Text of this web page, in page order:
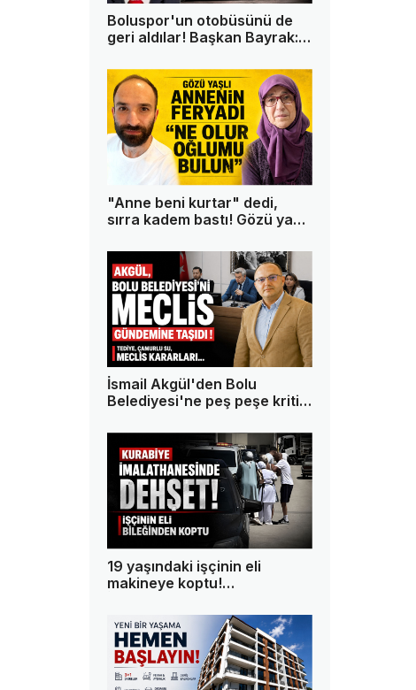
Boluspor'un otobüsünü de
geri aldılar! Başkan Bayrak:
ben değilim"
"Anne beni kurtar" dedi,
sırra kadem bastı! Gözü yaşlı
haber alamıyor
İsmail Akgül'den Bolu
Belediyesi'ne peş peşe kritik
19 yaşındaki işçinin eli
makineye koptu!